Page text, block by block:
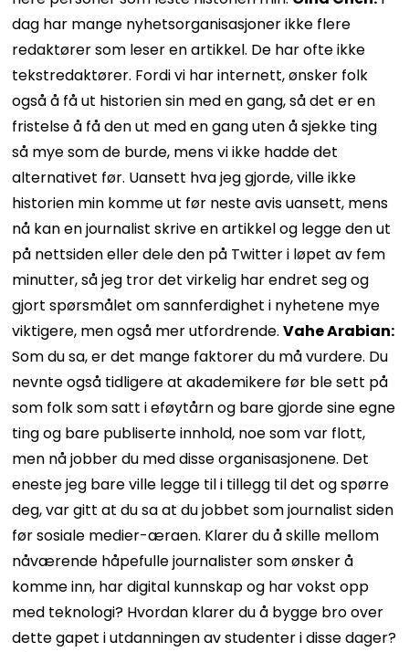
dag har mange nyhetsorganisasjoner ikke flere
redaktører som leser en artikkel. De har ofte ikke
tekstredaktører. Fordi vi har internett, ønsker folk
også å få ut historien sin med en gang, så det er en
fristelse å få den ut med en gang uten å sjekke ting
så mye som de burde, mens vi ikke hadde det
alternativet før. Uansett hva jeg gjorde, ville ikke
historien min komme ut før neste avis uansett, mens
nå kan en journalist skrive en artikkel og legge den ut
på nettsiden eller dele den på Twitter i løpet av fem
minutter, så jeg tror det virkelig har endret seg og
gjort spørsmålet om sannferdighet i nyhetene mye
viktigere, men også mer utfordrende.Vahe Arabian:
Som du sa, er det mange faktorer du må vurdere. Du
nevnte også tidligere at akademikere før ble sett på
som folk som satt i eføytårn og bare gjorde sine egne
ting og bare publiserte innhold, noe som var flott,
men nå jobber du med disse organisasjonene. Det
eneste jeg bare ville legge til i tillegg til det og spørre
deg, var gitt at du sa at du jobbet som journalist siden
før sosiale medier-æraen. Klarer du å skille mellom
nåværende håpefulle journalister som ønsker å
komme inn, har digital kunnskap og har vokst opp
med teknologi? Hvordan klarer du å bygge bro over
dette gapet i utdanningen av studenter i disse dager?